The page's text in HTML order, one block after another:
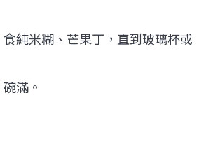
食純米糊、芒果丁，直到玻璃杯或
碗滿。